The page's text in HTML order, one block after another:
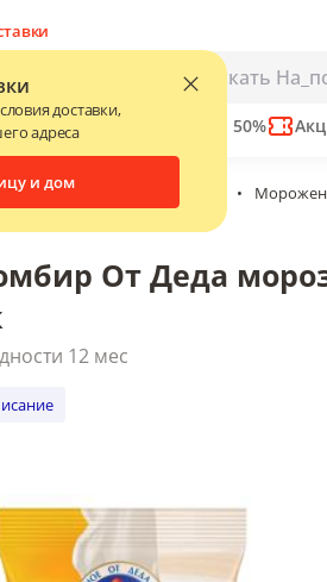
доставки,
адреса
и дом
Скидки до 50%
• Стаканчик вафельный •
От Деда мороза с
, срок годности 12 мес
и цены
От Деда
12 мес